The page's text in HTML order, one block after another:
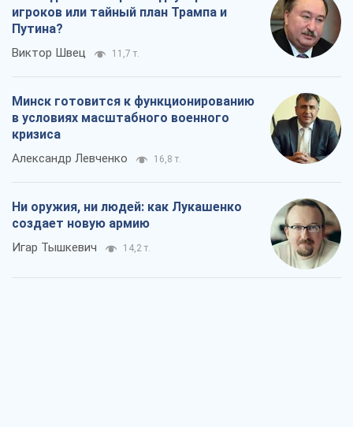
игроков или тайный план Трампа и
Путина?
Виктор Швец 11,7 т.
Минск готовится к функционированию
в условиях масштабного военного
кризиса
Александр Левченко 16,8 т.
Ни оружия, ни людей: как Лукашенко
создает новую армию
Игар Тышкевич 14,2 т.